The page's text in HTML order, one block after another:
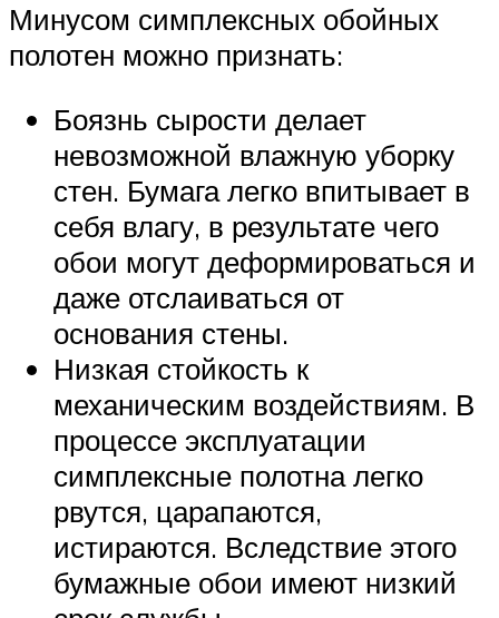
Минусом симплексных обойных
полотен можно признать:
Боязнь сырости делает
невозможной влажную уборку
стен. Бумага легко впитывает в
себя влагу, в результате чего
обои могут деформироваться и
даже отслаиваться от
основания стены.
Низкая стойкость к
механическим воздействиям. В
процессе эксплуатации
симплексные полотна легко
рвутся, царапаются,
истираются. Вследствие этого
бумажные обои имеют низкий